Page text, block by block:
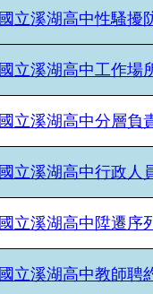
國立溪湖高中性騷擾
國立溪湖高中工作場
國立溪湖高中分層負
國立溪湖高中行政人
國立溪湖高中陞遷序
國立溪湖高中教師聘